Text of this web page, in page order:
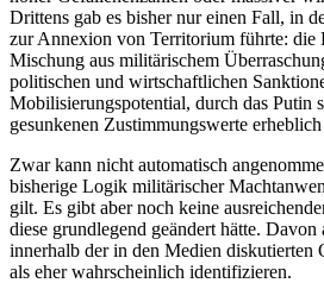
Drittens gab es bisher nur einen Fall, in
zur Annexion von Territorium führte: die
Mischung aus militärischem
politischen und wirtschaftlichen
Mobilisierungspotential, durch das Putin
gesunkenen Zustimmungswerte
Zwar kann nicht automatisch
bisherige Logik militärischer
gilt. Es gibt aber noch keine
diese grundlegend geändert hätte. Davon
innerhalb der in den Medien diskutierten
als eher wahrscheinlich identifizieren.